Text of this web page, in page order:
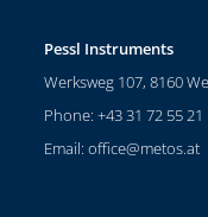
Pessl Instruments
Werksweg 107, 8160
Phone: +43 31 72 55 21
Email:office@metos.at